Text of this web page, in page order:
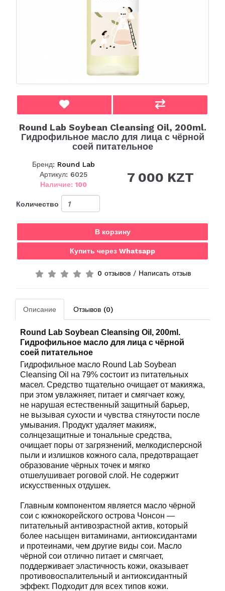
Round Lab Soybean Cleansing Oil, 200ml.
Гидрофильное масло для лица с чёрной
соей питательное
Бренд: Round Lab
Артикул: 6025
Наличие: 100
7 000 KZT
Количество
В корзину
Купить через Whatsapp
0 отзывов/ Написать отзыв
Описание Отзывов (0)
Round Lab Soybean Cleansing Oil, 200ml.
Гидрофильное масло для лица с чёрной
соей питательное
Гидрофильное масло Round Lab Soybean
Cleansing Oil на 79% состоит из питательных
масел. Средство тщательно очищает от макияжа,
при этом увлажняет, питает и смягчает кожу,
не нарушая естественный защитный барьер,
не вызывая сухости и чувства стянутости после
умывания. Продукт удаляет макияж,
солнцезащитные и тональные средства,
очищает поры от загрязнений, мелкодисперсной
пыли и излишков кожного сала, предотвращает
образование чёрных точек и мягко
отшелушивает роговой слой. Не содержит
искусственных отдушек.
Главным компонентом является масло чёрной
сои с южнокорейского острова Чонсон —
питательный антивозрастной актив, который
более насыщен витаминами, антиоксидантами
и протеинами, чем другие виды сои. Масло
чёрной сои отлично питает и смягчает,
поддерживает эластичность кожи, оказывает
противовоспалительный и антиоксидантный
эффект. Подходит для всех типов кожи.